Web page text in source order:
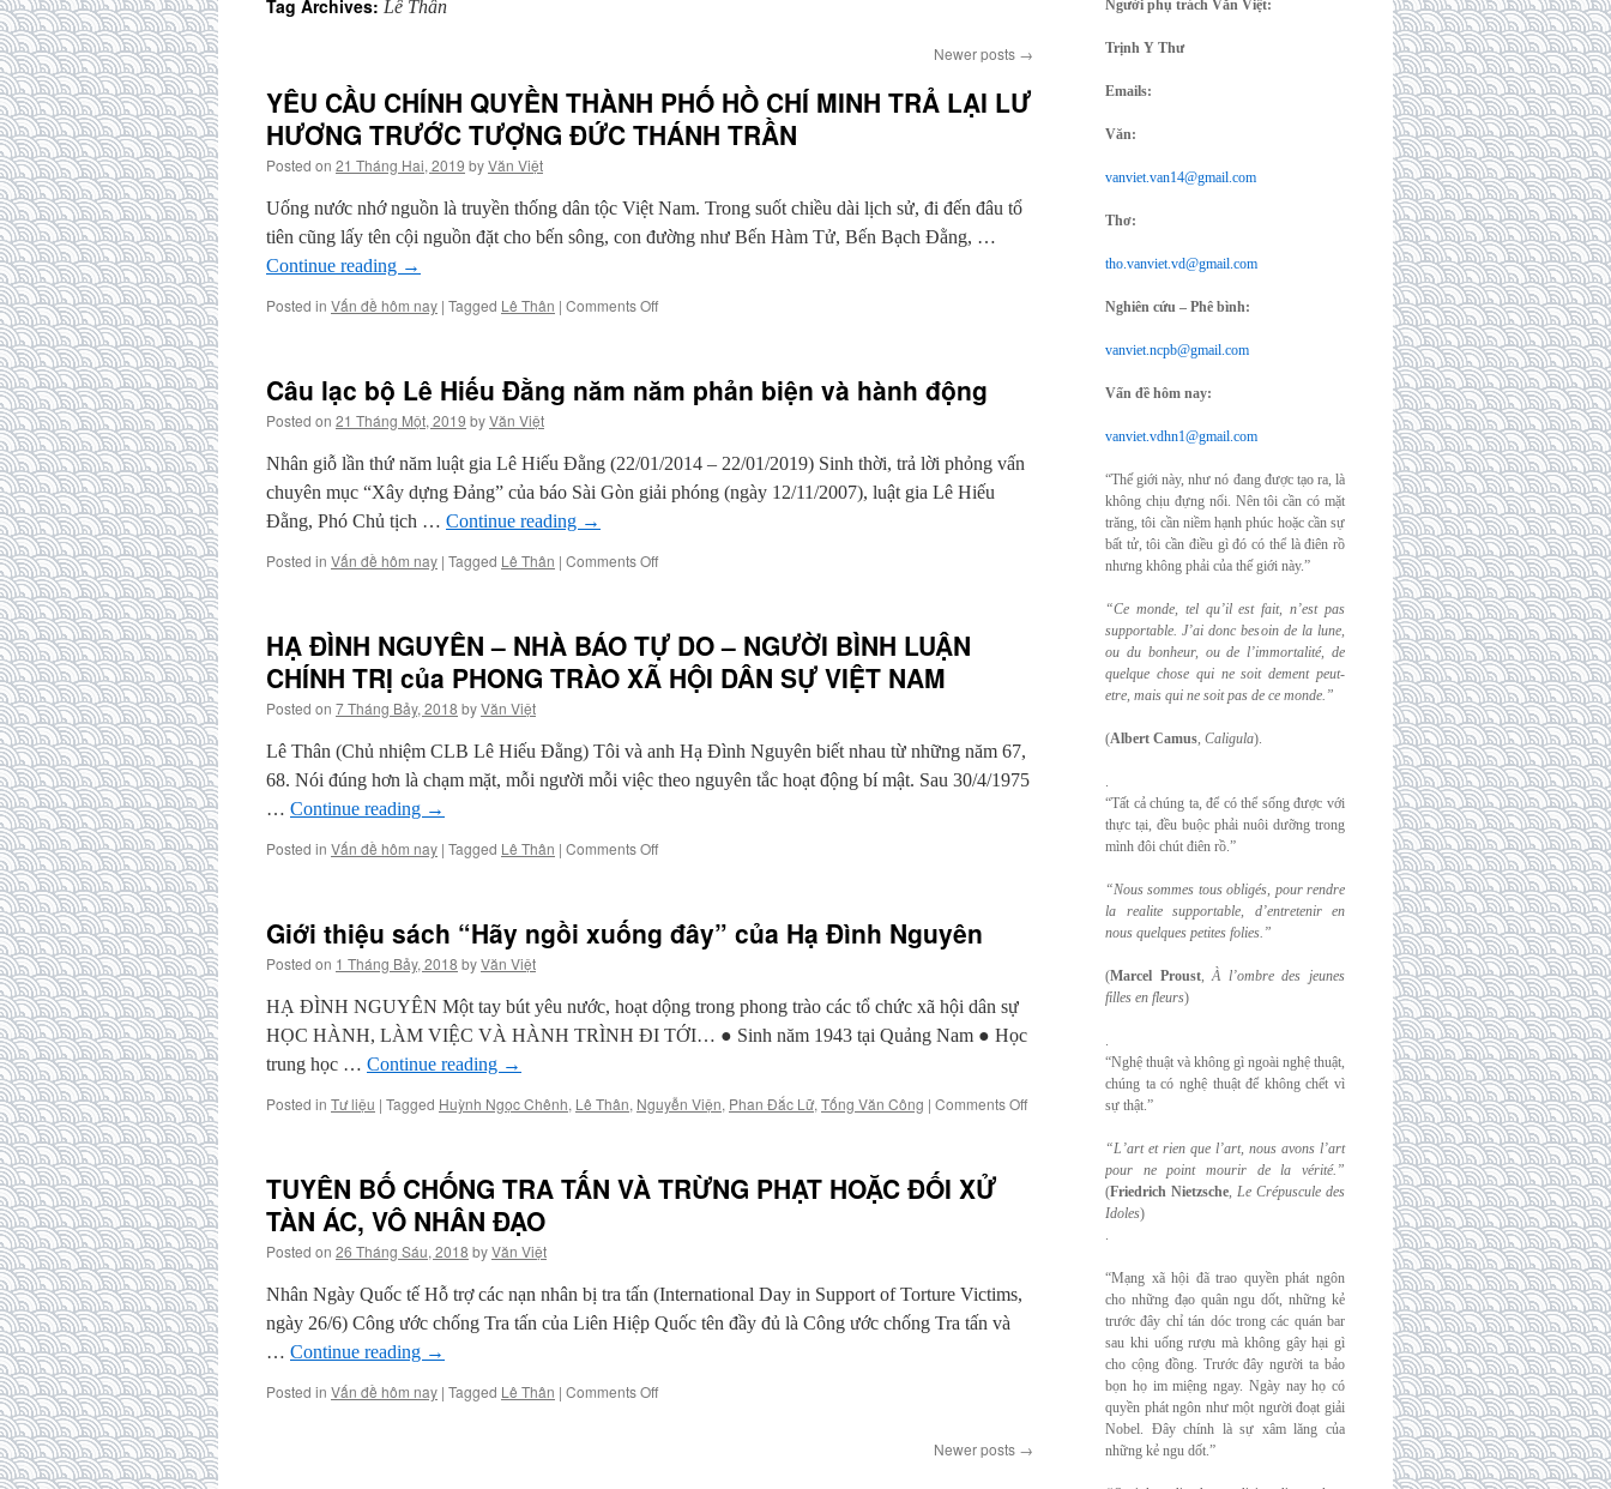
Tag Archives: Lê Thân
Newer posts →
YÊU CẦU CHÍNH QUYỀN THÀNH PHỐ HỒ CHÍ MINH TRẢ LẠI LƯ
HƯƠNG TRƯỚC TƯỢNG ĐỨC THÁNH TRẦN
Posted on 21 Tháng Hai, 2019 byVăn Việt
Uống nước nhớ nguồn là truyền thống dân tộc Việt Nam. Trong suốt chiều dài lịch sử, đi đến đâu tổ
tiên cũng lấy tên cội nguồn đặt cho bến sông, con đường như Bến Hàm Tử, Bến Bạch Đằng, …
Continue reading →
Posted in Vấn đề hôm nay | Tagged Lê Thân | Comments Offon
QUYỀN
THÀNH
HỒ
CHÍ
MINH
LƯ
ĐỨC
THÁNH
TRẦN
Câu lạc bộ Lê Hiếu Đằng năm năm phản biện và hành động
Posted on 21 Tháng Một, 2019 byVăn Việt
Nhân giỗ lần thứ năm luật gia Lê Hiếu Đằng (22/01/2014 – 22/01/2019) Sinh thời, trả lời phỏng vấn
chuyên mục “Xây dựng Đảng” của báo Sài Gòn giải phóng (ngày 12/11/2007), luật gia Lê Hiếu
Đằng, Phó Chủ tịch … Continue reading →
Posted in Vấn đề hôm nay | Tagged Lê Thân | Comments Offon
Lê
Hiếu
Đằng
phản
biện
động
HẠ ĐÌNH NGUYÊN – NHÀ BÁO TỰ DO – NGƯỜI BÌNH LUẬN
CHÍNH TRỊ của PHONG TRÀO XÃ HỘI DÂN SỰ VIỆT NAM
Posted on 7 Tháng Bảy, 2018 byVăn Việt
Lê Thân (Chủ nhiệm CLB Lê Hiếu Đằng) Tôi và anh Hạ Đình Nguyên biết nhau từ những năm 67,
68. Nói đúng hơn là chạm mặt, mỗi người mỗi việc theo nguyên tắc hoạt động bí mật. Sau 30/4/1975
… Continue reading →
Posted in Vấn đề hôm nay | Tagged Lê Thân | Comments Offon
–
NHÀ
TỰ
DO
–
LUẬN
PHONG
SỰ
VIỆT
Giới thiệu sách “Hãy ngồi xuống đây” của Hạ Đình Nguyên
Posted on 1 Tháng Bảy, 2018 byVăn Việt
HẠ ĐÌNH NGUYÊN Một tay bút yêu nước, hoạt dộng trong phong trào các tổ chức xã hội dân sự
HỌC HÀNH, LÀM VIỆC VÀ HÀNH TRÌNH ĐI TỚI… ● Sinh năm 1943 tại Quảng Nam ● Học
trung học … Continue reading →
Posted in Tư liệu | Tagged Huỳnh Ngọc Chênh, Lê Thân, Nguyễn Viện, Phan Đắc Lữ, Tống Văn Công | Comments Offon
TUYÊN BỐ CHỐNG TRA TẤN VÀ TRỪNG PHẠT HOẶC ĐỐI XỬ
TÀN ÁC, VÔ NHÂN ĐẠO
Posted on 26 Tháng Sáu, 2018 byVăn Việt
Nhân Ngày Quốc tế Hỗ trợ các nạn nhân bị tra tấn (International Day in Support of Torture Victims,
ngày 26/6) Công ước chống Tra tấn của Liên Hiệp Quốc tên đầy đủ là Công ước chống Tra tấn và
… Continue reading →
Posted in Vấn đề hôm nay | Tagged Lê Thân | Comments Offon
Newer posts →
Người phụ trách Văn Việt:
Trịnh Y Thư
Emails:
Văn:
vanviet.van14@gmail.com
Thơ:
tho.vanviet.vd@gmail.com
Nghiên cứu – Phê bình:
vanviet.ncpb@gmail.com
Vấn đề hôm nay:
vanviet.vdhn1@gmail.com
“Thế giới này, như nó đang được tạo ra, là
không chịu đựng nổi. Nên tôi cần có mặt
trăng, tôi cần niềm hạnh phúc hoặc cần sự
bất tử, tôi cần điều gì đó có thể là điên rồ
nhưng không phải của thế giới này.”
“Ce monde, tel qu’il est fait, n’est pas
supportable. J’ai donc besoin de la lune,
ou du bonheur, ou de l’immortalité, de
quelque chose qui ne soit dement peut-
etre, mais qui ne soit pas de ce monde.”
(Albert Camus, Caligula).
.
“Tất cả chúng ta, để có thể sống được với
thực tại, đều buộc phải nuôi dưỡng trong
mình đôi chút điên rồ.”
“Nous sommes tous obligés, pour rendre
la realite supportable, d’entretenir en
nous quelques petites folies.”
(Marcel Proust,À l’ombre des jeunes
filles en fleurs)
.
“Nghệ thuật và không gì ngoài nghệ thuật,
chúng ta có nghệ thuật để không chết vì
sự thật.”
“L’art et rien que l’art, nous avons l’art
pour ne point mourir de la vérité.”
(Friedrich Nietzsche, Le Crépuscule des
Idoles)
.
“Mạng xã hội đã trao quyền phát ngôn
cho những đạo quân ngu dốt, những kẻ
trước đây chỉ tán dóc trong các quán bar
sau khi uống rượu mà không gây hại gì
cho cộng đồng. Trước đây người ta bảo
bọn họ im miệng ngay. Ngày nay họ có
quyền phát ngôn như một người đoạt giải
Nobel. Đây chính là sự xâm lăng của
những kẻ ngu dốt.”